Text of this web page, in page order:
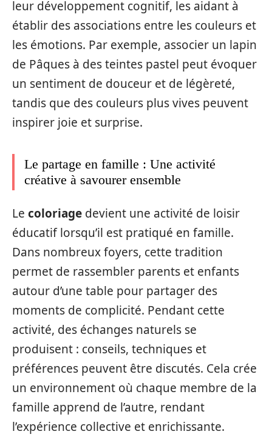
leur développement cognitif, les aidant à
établir des associations entre les couleurs et
les émotions. Par exemple, associer un lapin
de Pâques à des teintes pastel peut évoquer
un sentiment de douceur et de légèreté,
tandis que des couleurs plus vives peuvent
inspirer joie et surprise.
Le partage en famille : Une activité
créative à savourer ensemble
Le coloriage devient une activité de loisir
éducatif lorsqu’il est pratiqué en famille.
Dans nombreux foyers, cette tradition
permet de rassembler parents et enfants
autour d’une table pour partager des
moments de complicité. Pendant cette
activité, des échanges naturels se
produisent : conseils, techniques et
préférences peuvent être discutés. Cela crée
un environnement où chaque membre de la
famille apprend de l’autre, rendant
l’expérience collective et enrichissante.